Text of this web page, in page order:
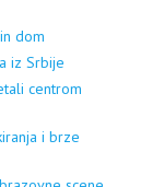
dom
iz Srbije
centrom
i brze